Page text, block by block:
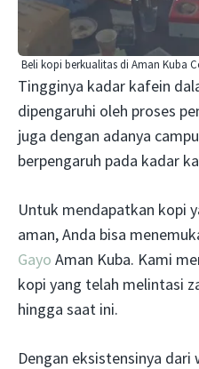
Beli kopi berkualitas di Aman Kuba
Tingginya kadar kafein
dipengaruhi oleh proses
juga dengan adanya
berpengaruh pada kadar
Untuk mendapatkan kopi
aman, Anda bisa
Gayo Aman Kuba. Kami
kopi yang telah melintasi
hingga saat ini.
Dengan eksistensinya